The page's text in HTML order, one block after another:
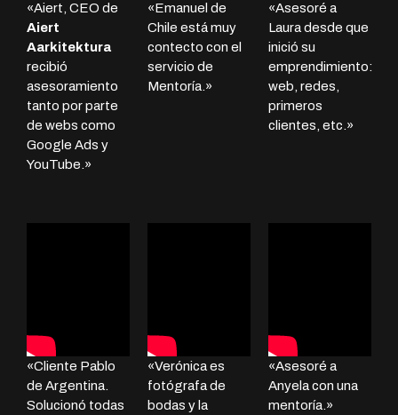
«Aiert, CEO de
Aiert
Aarkitektura
recibió
asesoramiento
tanto por parte
de webs como
Google Ads y
YouTube.»
«Emanuel de
Chile está muy
contecto con el
servicio de
Mentoría.»
«Asesoré a
Laura desde que
inició su
emprendimiento:
web, redes,
primeros
clientes, etc.»
«Cliente Pablo
de Argentina.
Solucionó todas
«Verónica es
fotógrafa de
bodas y la
«Asesoré a
Anyela con una
mentoría.»